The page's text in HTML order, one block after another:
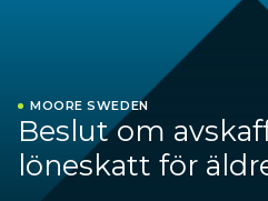
MOORE SWEDEN
Beslut om
löneskatt för